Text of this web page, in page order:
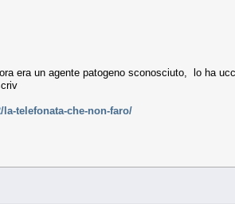
era un agente patogeno sconosciuto, lo ha
telefonata-che-non-faro/